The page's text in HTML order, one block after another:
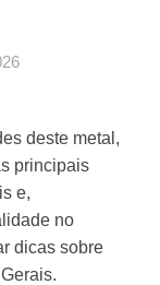
deste metal,
principais
e,
no
dicas sobre